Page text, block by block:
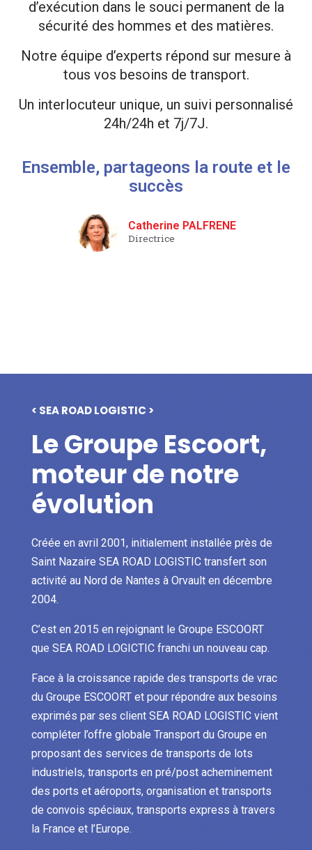
d’exécution dans le souci permanent de la
sécurité des hommes et des matières.
Notre équipe d’experts répond sur mesure à
tous vos besoins de transport.
Un interlocuteur unique, un suivi personnalisé
24h/24h et 7j/7J.
Ensemble, partageons la route et le
succès
Catherine PALFRENE
Directrice
< SEA ROAD LOGISTIC >
Le Groupe Escoort,
moteur de notre
évolution
Créée en avril 2001, initialement installée près de
Saint Nazaire SEA ROAD LOGISTIC transfert son
activité au Nord de Nantes à Orvault en décembre
2004.
C’est en 2015 en rejoignant le Groupe ESCOORT
que SEA ROAD LOGICTIC franchi un nouveau cap.
Face à la croissance rapide des transports de vrac
du Groupe ESCOORT et pour répondre aux besoins
exprimés par ses client SEA ROAD LOGISTIC vient
compléter l’offre globale Transport du Groupe en
proposant des services de transports de lots
industriels, transports en pré/post acheminement
des ports et aéroports, organisation et transports
de convois spéciaux, transports express à travers
la France et l’Europe.